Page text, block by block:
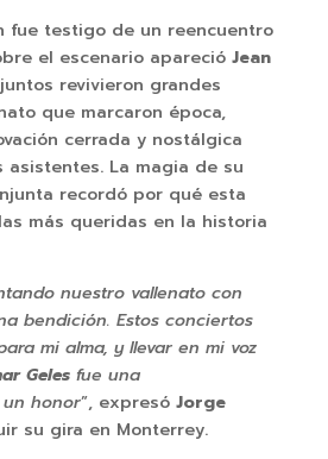
fue testigo de un reencuentro
el escenario apareció Jean
revivieron grandes
que marcaron época,
cerrada y nostálgica
asistentes. La magia de su
recordó por qué esta
más queridas en la historia
nuestro vallenato con
bendición. Estos conciertos
mi alma, y llevar en mi voz
Gelesfue una
honor”, expresó Jorge
su gira en Monterrey.